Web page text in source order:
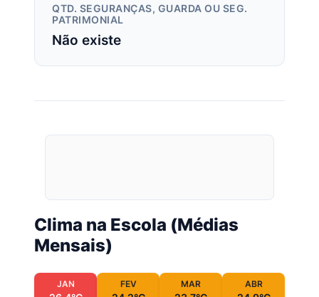
QTD. SEGURANÇAS, GUARDA OU SEG.
PATRIMONIAL
Não existe
Clima na Escola (Médias
Mensais)
JAN FEV MAR ABR